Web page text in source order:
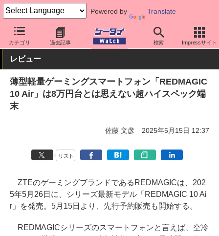
Powered by Translate
カテゴリ 過去記事 検索 Impressサイト
ケータイ Watch OS Android
レビュー
薄型軽量ゲーミングスマートフォン「REDMAGIC
10 Air」は8万円台とは思えない超ハイスペック端
末
佐藤 文彦 2025年5月15日 12:37
リスト
ZTEのゲーミングブランドであるREDMAGICは、202
5年5月26日に、シリーズ最新モデル「REDMAGIC 10 Ai
r」を発売。5月15日より、先行予約販売も開始する。
REDMAGICシリーズのスマートフォンと言えば、空冷